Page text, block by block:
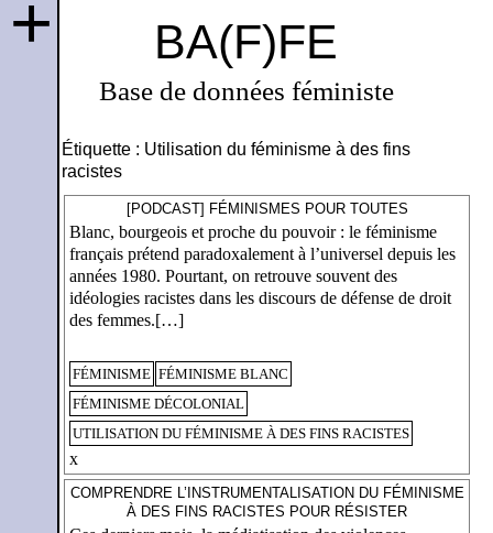
BA(F)FE
Base de données féministe
+
Étiquette : Utilisation du féminisme à des fins
racistes
[PODCAST] FÉMINISMES POUR TOUTES
Blanc, bourgeois et proche du pouvoir : le féminisme
français prétend paradoxalement à l’universel depuis les
années 1980. Pourtant, on retrouve souvent des
idéologies racistes dans les discours de défense de droit
des femmes.[…]
FÉMINISME FÉMINISME BLANC
FÉMINISME DÉCOLONIAL
UTILISATION DU FÉMINISME À DES FINS RACISTES
x
COMPRENDRE L’INSTRUMENTALISATION DU FÉMINISME
À DES FINS RACISTES POUR RÉSISTER